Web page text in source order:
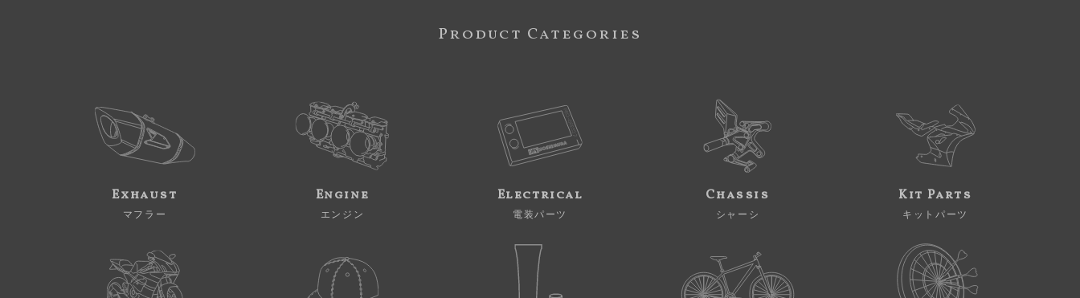
Product Categories
Exhaust
マフラー
Engine
エンジン
Electrical
電装パーツ
Chassis
シャーシ
Kit Parts
キットパーツ